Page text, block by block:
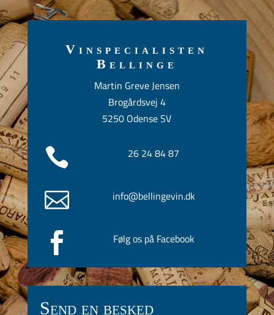
Vinspecialisten
Bellinge
Martin Greve Jensen
Brogårdsvej 4
5250 Odense SV
 26 24 84 87
 info@bellingevin.dk
 Følg os på Facebook
Send en besked